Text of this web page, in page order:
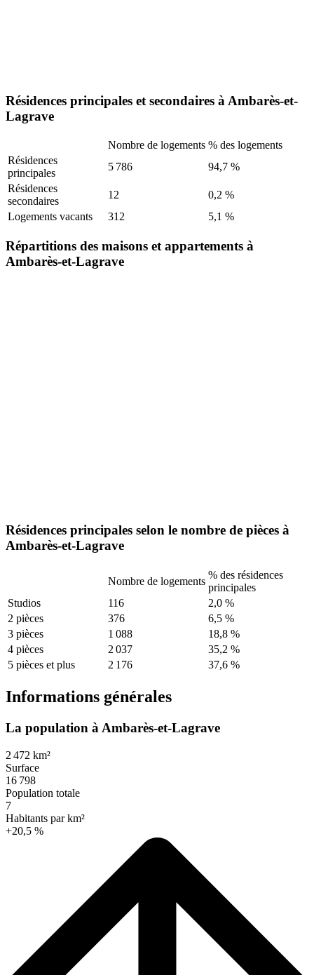
Résidences principales et secondaires à Ambarès-et-
Lagrave
Nombre de logements % des logements
Résidences
principales
5 786
94,7 %
Résidences
secondaires
12
0,2 %
Logements vacants
312 5,1 %
Répartitions des maisons et appartements à
Ambarès-et-Lagrave
Résidences principales selon le nombre de pièces à
Ambarès-et-Lagrave
Nombre de logements
% des résidences
principales
Studios
116
2,0 %
2 pièces
376
6,5 %
3 pièces
1 088
18,8 %
4 pièces
2 037
35,2 %
5 pièces et plus
2 176 37,6 %
Informations générales
La population à Ambarès-et-Lagrave
2 472 km²
Surface
16 798
Population totale
7
Habitants par km²
+20,5 %